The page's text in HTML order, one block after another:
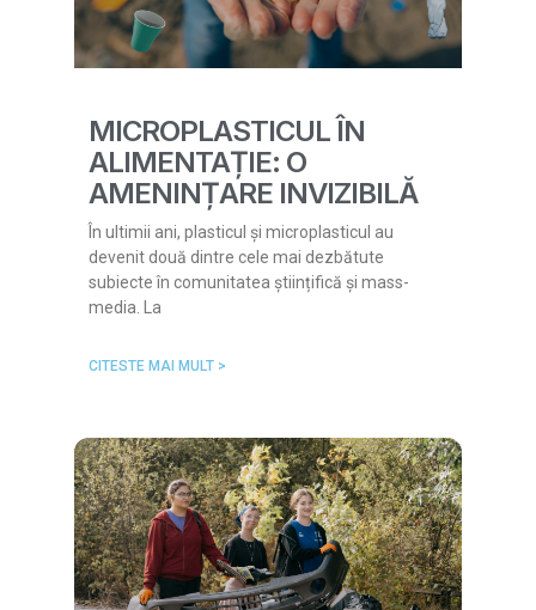
MICROPLASTICUL ÎN
ALIMENTAȚIE: O
AMENINȚARE INVIZIBILĂ
În ultimii ani, plasticul și microplasticul au
devenit două dintre cele mai dezbătute
subiecte în comunitatea științifică și mass-
media. La
CITESTE MAI MULT >